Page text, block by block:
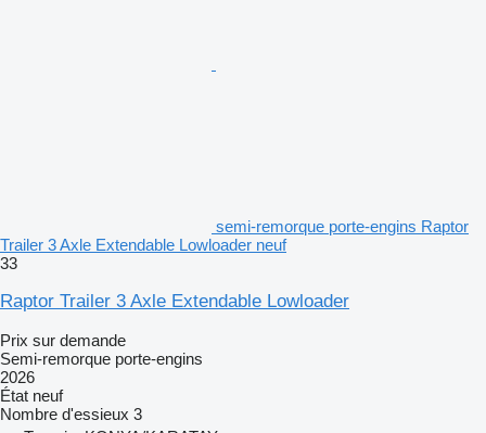
semi-remorque porte-engins Raptor
Trailer 3 Axle Extendable Lowloader neuf
33
Raptor Trailer 3 Axle Extendable Lowloader
Prix sur demande
Semi-remorque porte-engins
2026
État neuf
Nombre d'essieux 3